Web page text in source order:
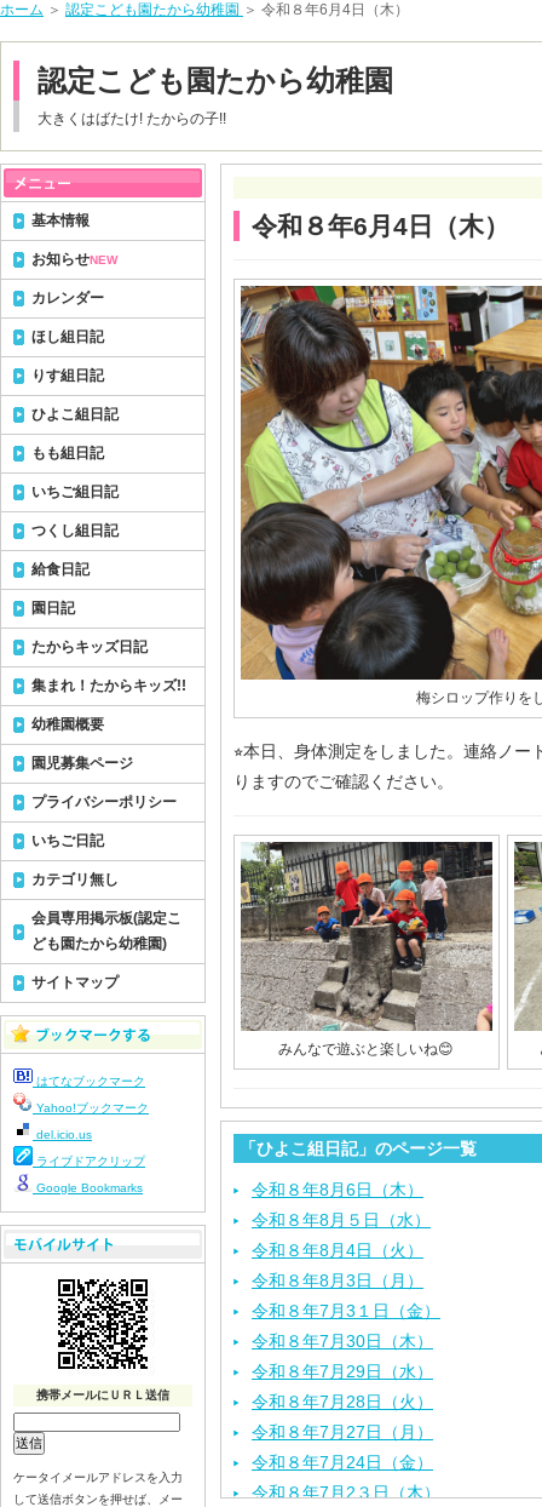
ホーム ＞ 認定こども園たから幼稚園 ＞ 令和８年6月4日（木）
認定こども園たから幼稚園
大きくはばたけ! たからの子!!
令和８年6月4日（木）
梅シロップ作りを
⭐︎本日、身体測定をしました。連絡ノ
りますのでご確認ください。
みんなで遊ぶと楽しいね😊
「ひよこ組日記」のページ一覧
令和８年8月6日（木）
令和８年8月５日（水）
令和８年8月4日（火）
令和８年8月3日（月）
令和８年7月3１日（金）
令和８年7月30日（木）
令和８年7月29日（水）
令和８年7月28日（火）
令和８年7月27日（月）
令和８年7月24日（金）
令和８年7月2３日（木）
基本情報
お知らせNEW
カレンダー
ほし組日記
りす組日記
ひよこ組日記
もも組日記
いちご組日記
つくし組日記
給食日記
園日記
たからキッズ日記
集まれ！たからキッズ!!
幼稚園概要
園児募集ページ
プライバシーポリシー
いちご日記
カテゴリ無し
会員専用掲示板(認定こ
ども園たから幼稚園)
サイトマップ
はてなブックマーク
Yahoo!ブックマーク
del.icio.us
ライブドアクリップ
Google Bookmarks
携帯メールにＵＲＬ送信
ケータイメールアドレスを入力
して送信ボタンを押せば、メー